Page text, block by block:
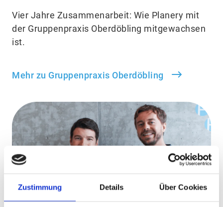
Zustimmung Details Über Cookies
Vier Jahre Zusammenarbeit: Wie Planery mit
der Gruppenpraxis Oberdöbling mitgewachsen
ist.
Mehr zu Gruppenpraxis Oberdöbling